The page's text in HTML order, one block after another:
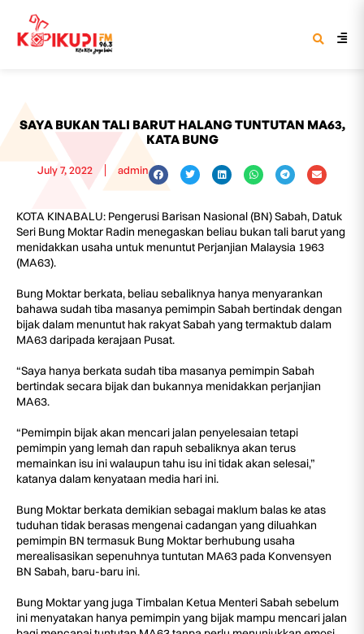
SAYA BUKAN TALI BARUT HALANG TUNTUTAN MA63,
KATA BUNG
July 7, 2022 admin
KOTA KINABALU: Pengerusi Barisan Nasional (BN) Sabah, Datuk
Seri Bung Moktar Radin menegaskan beliau bukan tali barut yang
menidakkan usaha untuk menuntut Perjanjian Malaysia 1963
(MA63).
Bung Moktar berkata, beliau sebaliknya hanya menyarankan
bahawa sudah tiba masanya pemimpin Sabah bertindak dengan
bijak dalam menuntut hak rakyat Sabah yang termaktub dalam
MA63 daripada kerajaan Pusat.
“Saya hanya berkata sudah tiba masanya pemimpin Sabah
bertindak secara bijak dan bukannya menidakkan perjanjian
MA63.
“Pemimpin bijak akan mencari jalan penyelesaian tetapi
pemimpin yang lemah dan rapuh sebaliknya akan terus
memainkan isu ini walaupun tahu isu ini tidak akan selesai,”
katanya dalam kenyataan media hari ini.
Bung Moktar berkata demikian sebagai maklum balas ke atas
tuduhan tidak berasas mengenai cadangan yang diluahkan
pemimpin BN termasuk Bung Moktar berhubung usaha
merealisasikan sepenuhnya tuntutan MA63 pada Konvensyen
BN Sabah, baru-baru ini.
Bung Moktar yang juga Timbalan Ketua Menteri Sabah sebelum
ini menyatakan hanya pemimpin yang bijak mampu mencari jalan